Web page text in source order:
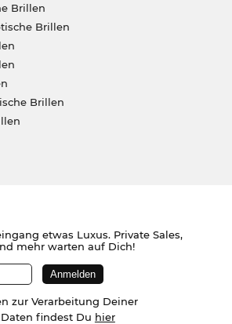
Brillen
Brillen
Brillen
etwas Luxus. Private Sales,
mehr warten auf Dich!
zur Verarbeitung Deiner
findest Du hier